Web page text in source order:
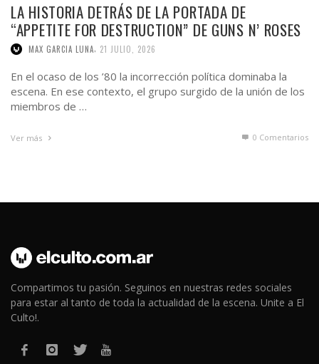
LA HISTORIA DETRÁS DE LA PORTADA DE
“APPETITE FOR DESTRUCTION” DE GUNS N’ ROSES
MAX GARCIA LUNA 21 JULIO, 2026
En el ocaso de los ’80 la incorrección política dominaba la
escena. En ese contexto, el grupo surgido de la unión de los
miembros de …
Ver más 0 Comentarios
Compartimos tu pasión. Seguinos en nuestras redes sociales
para estar al tanto de toda la actualidad de la escena. Unite a El
Culto!.